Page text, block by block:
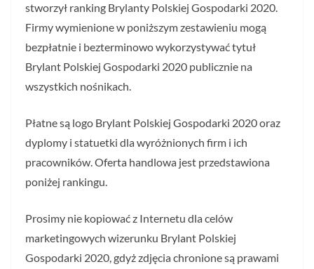
stworzył ranking Brylanty Polskiej Gospodarki 2020.
Firmy wymienione w poniższym zestawieniu mogą
bezpłatnie i bezterminowo wykorzystywać tytuł
Brylant Polskiej Gospodarki 2020 publicznie na
wszystkich nośnikach.
Płatne są logo Brylant Polskiej Gospodarki 2020 oraz
dyplomy i statuetki dla wyróżnionych firm i ich
pracowników. Oferta handlowa jest przedstawiona
poniżej rankingu.
Prosimy nie kopiować z Internetu dla celów
marketingowych wizerunku Brylant Polskiej
Gospodarki 2020, gdyż zdjęcia chronione są prawami